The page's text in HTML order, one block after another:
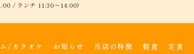
/ ランチ 11:30～14:00)
/カラオケ お知らせ 当店の特徴 軽食 定食